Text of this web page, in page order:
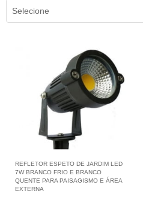
Selecione
REFLETOR ESPETO DE JARDIM LED
7W BRANCO FRIO E BRANCO
QUENTE PARA PAISAGISMO E ÁREA
EXTERNA